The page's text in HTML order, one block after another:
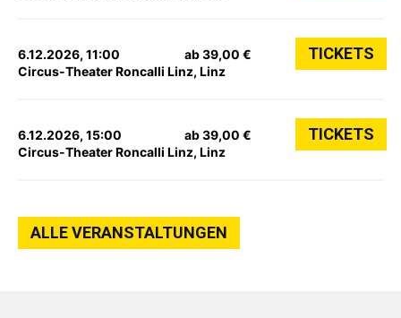
6.12.2026, 11:00
Circus-Theater Roncalli Linz, Linz
ab 39,00 € TICKETS
6.12.2026, 15:00
Circus-Theater Roncalli Linz, Linz
ab 39,00 € TICKETS
ALLE VERANSTALTUNGEN